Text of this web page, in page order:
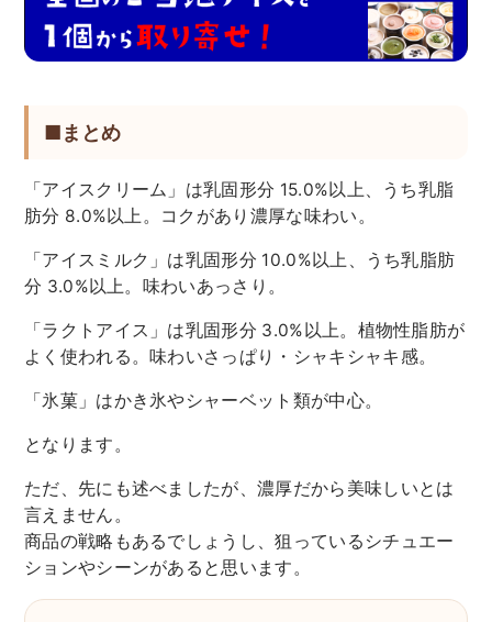
■まとめ
「アイスクリーム」は乳固形分 15.0%以上、うち乳脂
肪分 8.0%以上。コクがあり濃厚な味わい。
「アイスミルク」は乳固形分 10.0%以上、うち乳脂肪
分 3.0%以上。味わいあっさり。
「ラクトアイス」は乳固形分 3.0%以上。植物性脂肪が
よく使われる。味わいさっぱり・シャキシャキ感。
「氷菓」はかき氷やシャーベット類が中心。
となります。
ただ、先にも述べましたが、濃厚だから美味しいとは
言えません。
商品の戦略もあるでしょうし、狙っているシチュエー
ションやシーンがあると思います。